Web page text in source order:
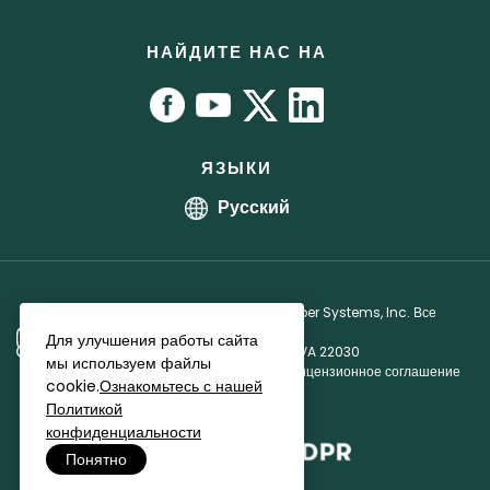
Руководство пользователя
Партнерское лицензионное соглашение
НАЙДИТЕ НАС НА
ЯЗЫКИ
Русский
Авторское право © 1999 - 2026 Siber Systems, Inc. Все
права защищены.
3701 Pender Dr, Suite 400, Fairfax, VA 22030
Политика конфиденциальности
Лицензионное соглашение
Для улучшения работы сайта
мы используем файлы
cookie.Ознакомьтесь с нашей
Политикой
конфиденциальности
Понятно